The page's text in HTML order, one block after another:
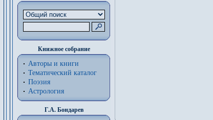
Книжное собрание
Авторы и книги
Тематический каталог
Поэзия
Астрология
Г.А. Бондарев